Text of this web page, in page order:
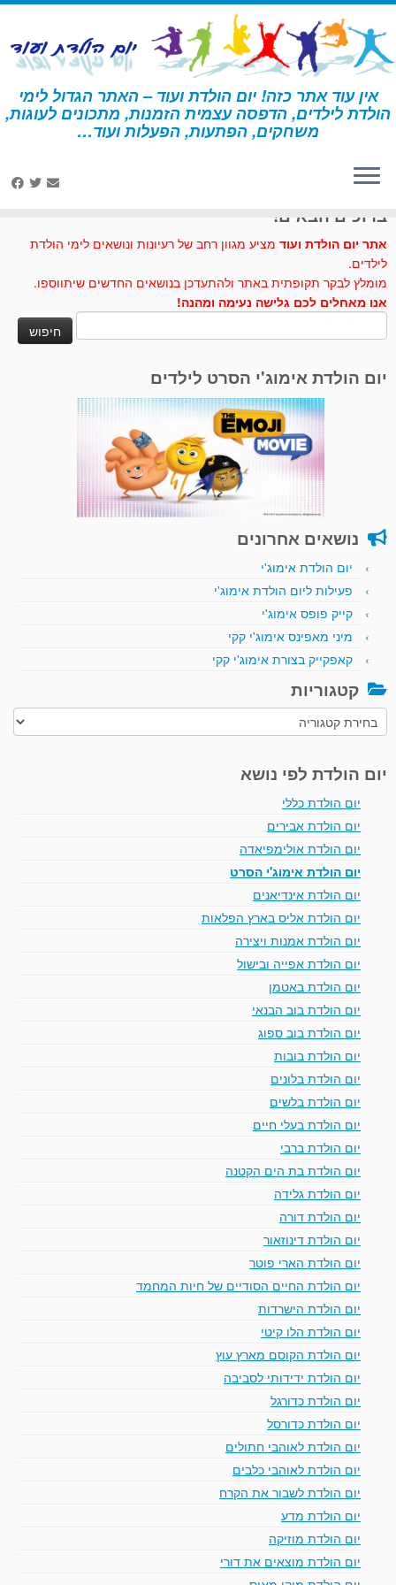
דלג
לתוכן
אין עוד אתר כזה! יום הולדת ועוד – האתר הגדול לימי
הולדת לילדים, הדפסה עצמית הזמנות, מתכונים לעוגות,
משחקים, הפתעות, הפעלות ועוד… דף הבית » מגנט
ברוכים הבאים!
אתר יום הולדת ועוד מציע מגוון רחב של רעיונות ונושאים לימי הולדת
לילדים.
מומלץ לבקר תקופתית באתר ולהתעדכן בנושאים החדשים שיתווספו.
אנו מאחלים לכם גלישה נעימה ומהנה!
יום הולדת אימוג'י הסרט לילדים
נושאים אחרונים
יום הולדת אימוג'י
פעילות ליום הולדת אימוג'י
קייק פופס אימוג'י
מיני מאפינס אימוג'י קקי
קאפקייק בצורת אימוג'י קקי
קטגוריות
קטגוריות
יום הולדת לפי נושא
יום הולדת כללי
יום הולדת אבירים
יום הולדת אולימפיאדה
יום הולדת אימוג'י הסרט
יום הולדת אינדיאנים
יום הולדת אליס בארץ הפלאות
יום הולדת אמנות ויצירה
יום הולדת אפייה ובישול
יום הולדת באטמן
יום הולדת בוב הבנאי
יום הולדת בוב ספוג
יום הולדת בובות
יום הולדת בלונים
יום הולדת בלשים
יום הולדת בעלי חיים
יום הולדת ברבי
יום הולדת בת הים הקטנה
יום הולדת גלידה
יום הולדת דורה
יום הולדת דינוזאור
יום הולדת הארי פוטר
יום הולדת החיים הסודיים של חיות המחמד
יום הולדת הישרדות
יום הולדת הלו קיטי
יום הולדת הקוסם מארץ עוץ
יום הולדת ידידותי לסביבה
יום הולדת כדורגל
יום הולדת כדורסל
יום הולדת לאוהבי חתולים
יום הולדת לאוהבי כלבים
יום הולדת לשבור את הקרח
יום הולדת מדע
יום הולדת מוזיקה
יום הולדת מוצאים את דורי